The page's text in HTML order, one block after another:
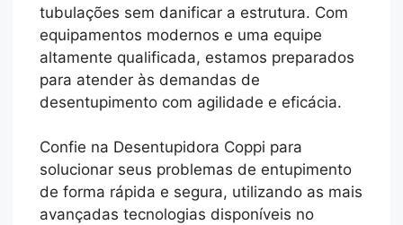
tubulações sem danificar a estrutura. Com
equipamentos modernos e uma equipe
altamente qualificada, estamos preparados
para atender às demandas de
desentupimento com agilidade e eficácia.
Confie na Desentupidora Coppi para
solucionar seus problemas de entupimento
de forma rápida e segura, utilizando as mais
avançadas tecnologias disponíveis no